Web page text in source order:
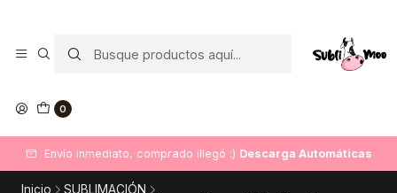
0
Envío inmediato, comprado illegó :) Descarga Automáticas
Inicio
SUBLIMACIÓN